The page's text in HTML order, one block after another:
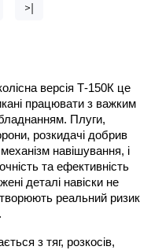
>|
версія Т-150К це
працювати з важким
Плуги,
розкидачі добрив
навішування, і
та ефективність
деталі навіски не
реальний ризик
з тяг, розкосів,